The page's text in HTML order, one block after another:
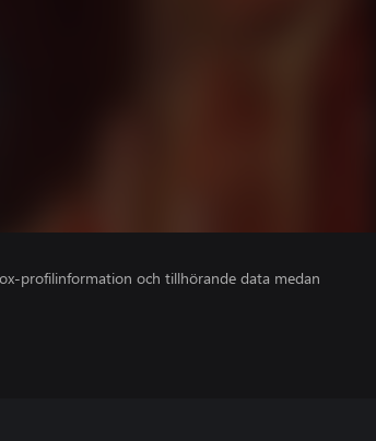
profilinformation och tillhörande data medan